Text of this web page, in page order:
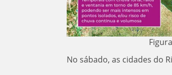
No sábado, as cidades do